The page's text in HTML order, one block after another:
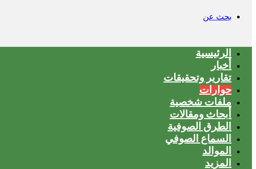
بحث عن
الرئيسية
أخبار
تقارير وتحقيقات
حوارات
ملفات شخصية
أبحاث ومقالات
الطرق الصوفية
السماع الصوفي
الموالد
المزيد